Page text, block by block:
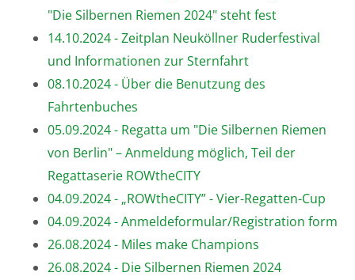
"Die Silbernen Riemen 2024" steht fest
14.10.2024 - Zeitplan Neuköllner Ruderfestival
und Informationen zur Sternfahrt
08.10.2024 - Über die Benutzung des
Fahrtenbuches
05.09.2024 - Regatta um "Die Silbernen Riemen
von Berlin" – Anmeldung möglich, Teil der
Regattaserie ROWtheCITY
04.09.2024 - „ROWtheCITY” - Vier-Regatten-Cup
04.09.2024 - Anmeldeformular/Registration form
26.08.2024 - Miles make Champions
26.08.2024 - Die Silbernen Riemen 2024